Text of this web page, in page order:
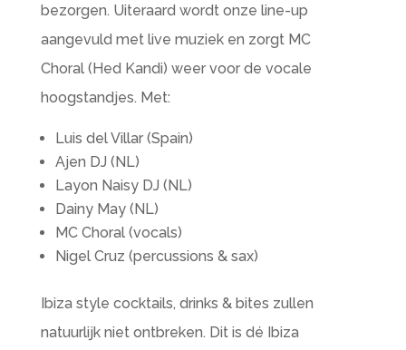
bezorgen. Uiteraard wordt onze line-up
aangevuld met live muziek en zorgt MC
Choral (Hed Kandi) weer voor de vocale
hoogstandjes. Met:
Luis del Villar (Spain)
Ajen DJ (NL)
Layon Naisy DJ (NL)
Dainy May (NL)
MC Choral (vocals)
Nigel Cruz (percussions & sax)
Ibiza style cocktails, drinks & bites zullen
natuurlijk niet ontbreken. Dit is dé Ibiza